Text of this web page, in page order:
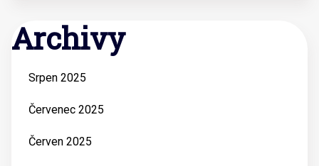
Archivy
Srpen 2025
Červenec 2025
Červen 2025